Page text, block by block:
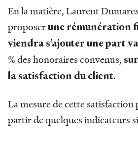
En la matière, Laurent
proposerune rémunération
viendra s’ajouter une part
% des honoraires convenus,
la satisfaction du client.
La mesure de cette satisfaction
partir de quelques indicateurs